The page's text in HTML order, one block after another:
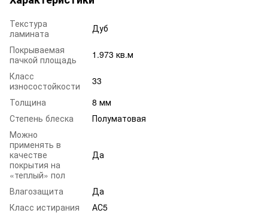
Текстура
ламината
Дуб
Покрываемая
пачкой площадь
1.973 кв.м
Класс
износостойкости
33
Толщина
8 мм
Степень блеска
Полуматовая
Можно
применять в
качестве
покрытия на
«теплый» пол
Да
Влагозащита
Да
Класс истирания
АС5